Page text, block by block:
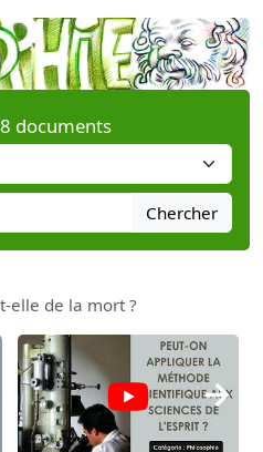
documents
Chercher
elle de la mort ?
→